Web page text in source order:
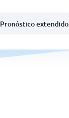
Pronóstico extendido